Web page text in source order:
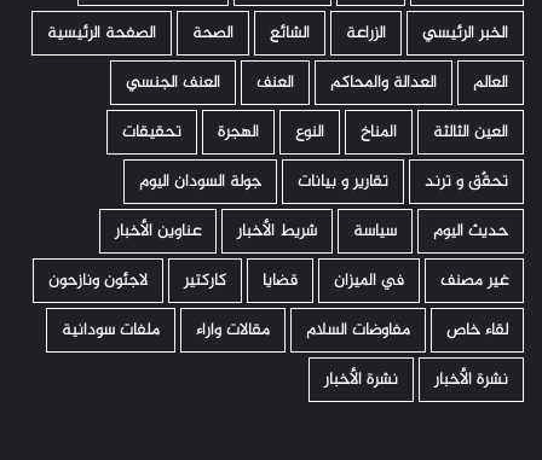
الخبر الرئيسي
الزراعة الشائع الصحة
الصفحة الرئيسية
العالم
العدالة والمحاكم العنف
العنف الجنسي
العين الثالثة
المناخ النوع الهجرة
تحقيقات
تحقّق و ترند
تقارير و بيانات
جولة السودان اليوم
حديث اليوم
سياسة شريط الأخبار
عناوين الأخبار
غير مصنف
في الميزان قضايا كاركتير
لاجئون ونازحون
لقاء خاص
مفاوضات السلام مقالات واراء
ملفات سودانية
نشرة الأخبار
نشرة الأخبار